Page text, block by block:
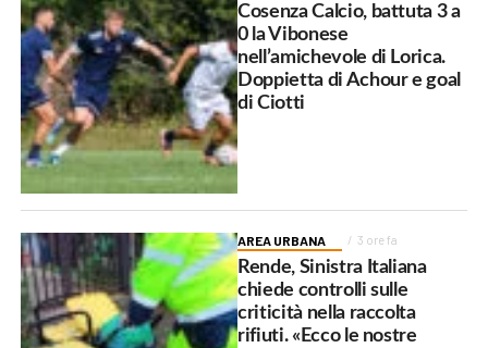
Cosenza Calcio, battuta 3 a
0 la Vibonese
nell’amichevole di Lorica.
Doppietta di Achour e goal
di Ciotti
AREA URBANA 3 ore fa
Rende, Sinistra Italiana
chiede controlli sulle
criticità nella raccolta
rifiuti. «Ecco le nostre